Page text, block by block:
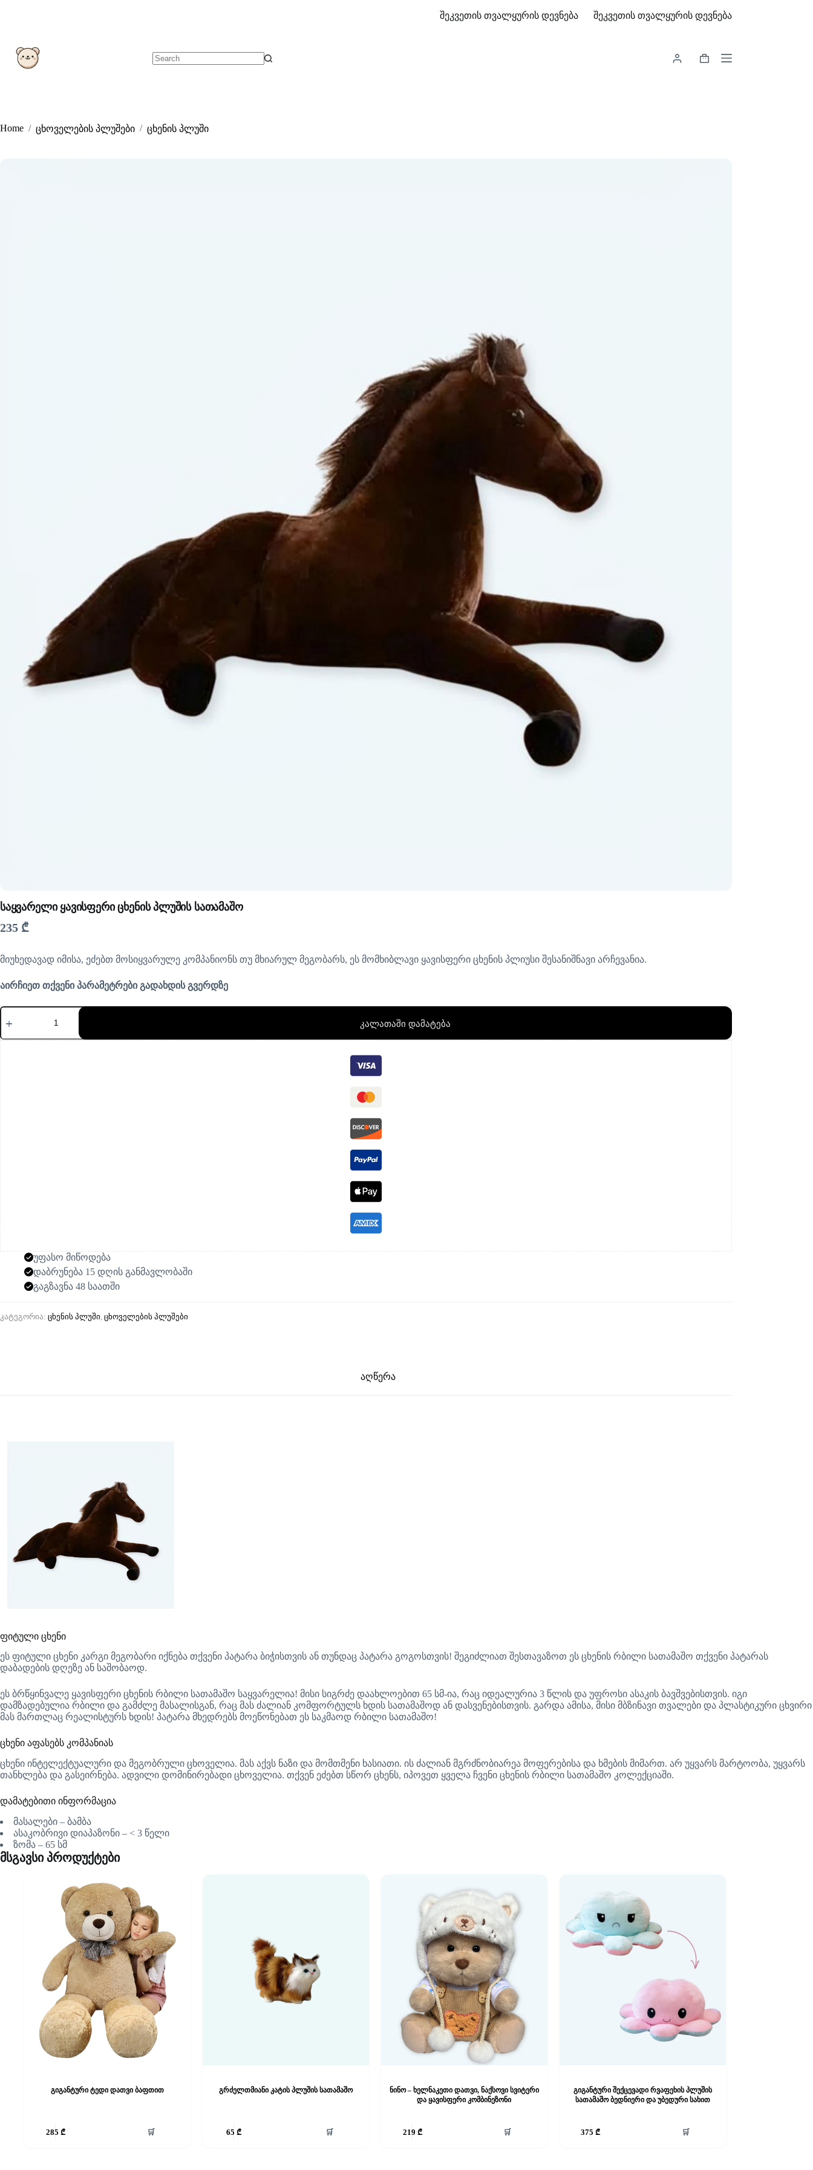
შეკვეთის თვალყურის დევნება შეკვეთის თვალყურის დევნება
Shopping
Home / ცხოველების პლუშები / ცხენის პლუში
საყვარელი ყავისფერი ცხენის პლუშის სათამაშო
235 ₾
მიუხედავად იმისა, ეძებთ მოსიყვარულე კომპანიონს თუ მხიარულ მეგობარს, ეს მომხიბლავი ყავისფერი ცხენის პლიუსი შესანიშნავი არჩევანია.
აირჩიეთ თქვენი პარამეტრები გადახდის გვერდზე
რაოდენობა:
საყვარელი
ცხენის
პლუშის
სათამაშო
კალათაში დამატება
უფასო მიწოდება
დაბრუნება 15 დღის განმავლობაში
გაგზავნა 48 საათში
კატეგორია: ცხენის პლუში, ცხოველების პლუშები
აღწერა
ფიტული ცხენი
ეს ფიტული ცხენი კარგი მეგობარი იქნება თქვენი პატარა ბიჭისთვის ან თუნდაც პატარა გოგოსთვის! შეგიძლიათ შესთავაზოთ ეს ცხენის რბილი სათამაშო თქვენი პატარას
დაბადების დღეზე ან საშობაოდ.
ეს ბრწყინვალე ყავისფერი ცხენის რბილი სათამაშო საყვარელია! მისი სიგრძე დაახლოებით 65 სმ-ია, რაც იდეალურია 3 წლის და უფროსი ასაკის ბავშვებისთვის. იგი
დამზადებულია რბილი და გამძლე მასალისგან, რაც მას ძალიან კომფორტულს ხდის სათამაშოდ ან დასვენებისთვის. გარდა ამისა, მისი მბზინავი თვალები და პლასტიკური ცხვირი
მას მართლაც რეალისტურს ხდის! პატარა მხედრებს მოეწონებათ ეს საკმაოდ რბილი სათამაშო!
ცხენი აფასებს კომპანიას
ცხენი ინტელექტუალური და მეგობრული ცხოველია. მას აქვს ნაზი და მომთმენი ხასიათი. ის ძალიან მგრძნობიარეა მოფერებისა და ხმების მიმართ. არ უყვარს მარტოობა, უყვარს
თანხლება და გასეირნება. ადვილი დომინირებადი ცხოველია. თქვენ ეძებთ სწორ ცხენს, იპოვეთ ყველა ჩვენი ცხენის რბილი სათამაშო კოლექციაში.
დამატებითი ინფორმაცია
მასალები – ბამბა
ასაკობრივი დიაპაზონი – < 3 წელი
ზომა – 65 სმ
მსგავსი პროდუქტები
გიგანტური ტედი დათვი ბაფთით
285 ₾ 🛒
გრძელთმიანი კატის პლუშის სათამაშო
65₾ 🛒
ნინო – ხელნაკეთი დათვი, ნაქსოვი სვიტერი
და ყავისფერი კომბინეზონი
219 ₾ 🛒
გიგანტური შექცევადი რვაფეხის პლუშის
სათამაშო ბედნიერი და უბედური სახით
375₾ 🛒